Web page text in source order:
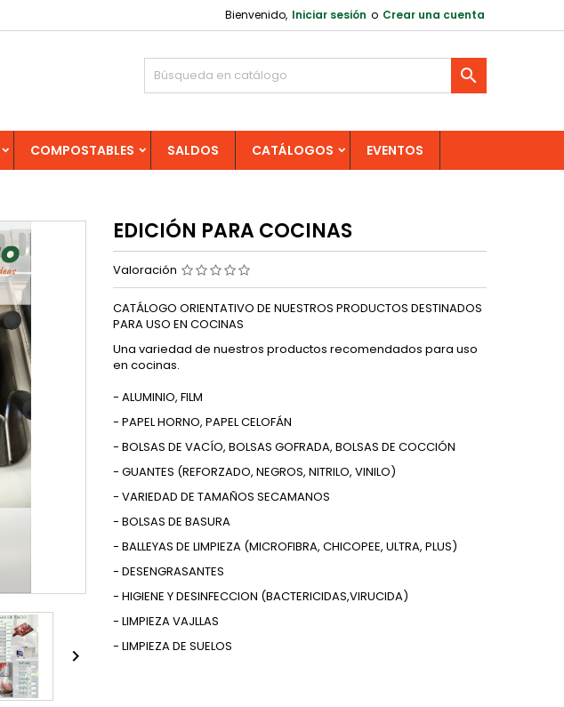
Bienvenido, Iniciar sesión o Crear una cuenta

COMPOSTABLES SALDOS CATÁLOGOS EVENTOS

EDICIÓN PARA COCINAS
Valoración
CATÁLOGO ORIENTATIVO DE NUESTROS PRODUCTOS DESTINADOS
PARA USO EN COCINAS
Una variedad de nuestros productos recomendados para uso
en cocinas.
- ALUMINIO, FILM
- PAPEL HORNO, PAPEL CELOFÁN
- BOLSAS DE VACÍO, BOLSAS GOFRADA, BOLSAS DE COCCIÓN
- GUANTES (REFORZADO, NEGROS, NITRILO, VINILO)
- VARIEDAD DE TAMAÑOS SECAMANOS
- BOLSAS DE BASURA
- BALLEYAS DE LIMPIEZA (MICROFIBRA, CHICOPEE, ULTRA, PLUS)
- DESENGRASANTES
- HIGIENE Y DESINFECCION (BACTERICIDAS,VIRUCIDA)
- LIMPIEZA VAJLLAS
- LIMPIEZA DE SUELOS